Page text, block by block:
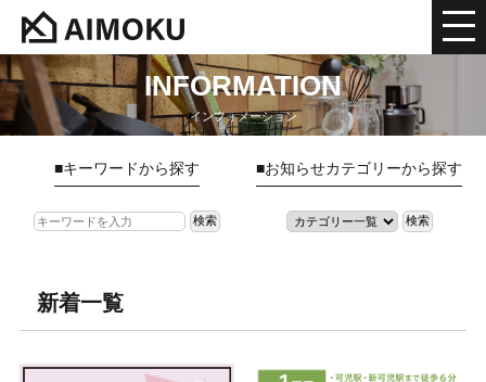
INFORMATION
インフォメーション
■キーワードから探す ■お知らせカテゴリーから探す
新着一覧